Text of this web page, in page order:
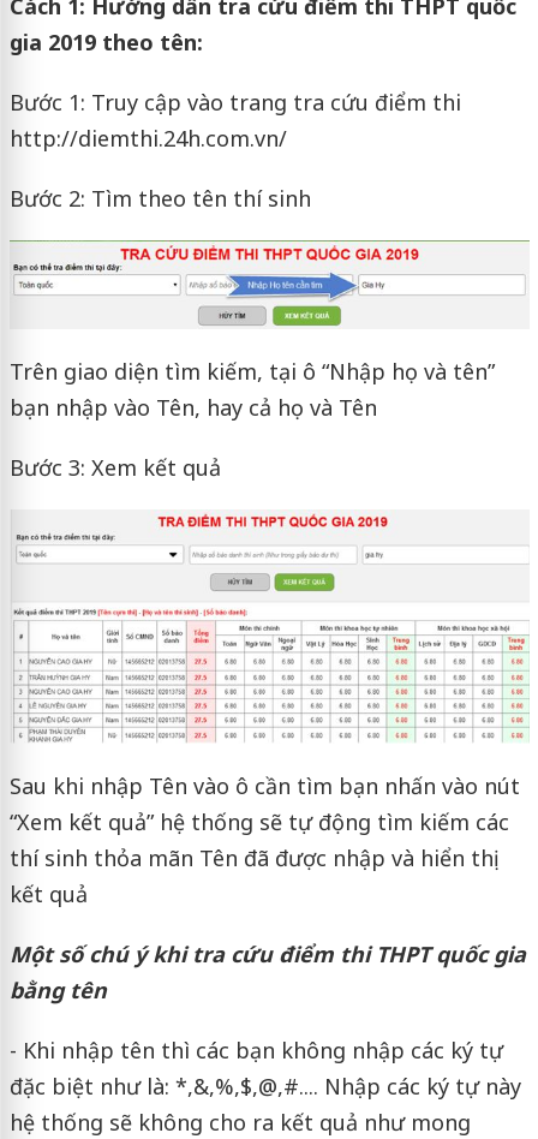
Cách 1: Hướng dẫn tra cứu điểm thi THPT quốc
gia 2019 theo tên:
Bước 1: Truy cập vào trang tra cứu điểm thi
http://diemthi.24h.com.vn/
Bước 2: Tìm theo tên thí sinh
Trên giao diện tìm kiếm, tại ô “Nhập họ và tên”
bạn nhập vào Tên, hay cả họ và Tên
Bước 3: Xem kết quả
Sau khi nhập Tên vào ô cần tìm bạn nhấn vào nút
“Xem kết quả” hệ thống sẽ tự động tìm kiếm các
thí sinh thỏa mãn Tên đã được nhập và hiển thị
kết quả
Một số chú ý khi tra cứu điểm thi THPT quốc gia
bằng tên
- Khi nhập tên thì các bạn không nhập các ký tự
đặc biệt như là: *,&,%,$,@,#.... Nhập các ký tự này
hệ thống sẽ không cho ra kết quả như mong